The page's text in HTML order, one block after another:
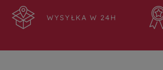
WYSYŁKA W 24H